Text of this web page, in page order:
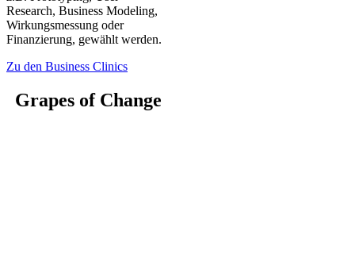
Research, Business Modeling,
Wirkungsmessung oder
Finanzierung, gewählt werden.
Zu den Business Clinics
Grapes of Change